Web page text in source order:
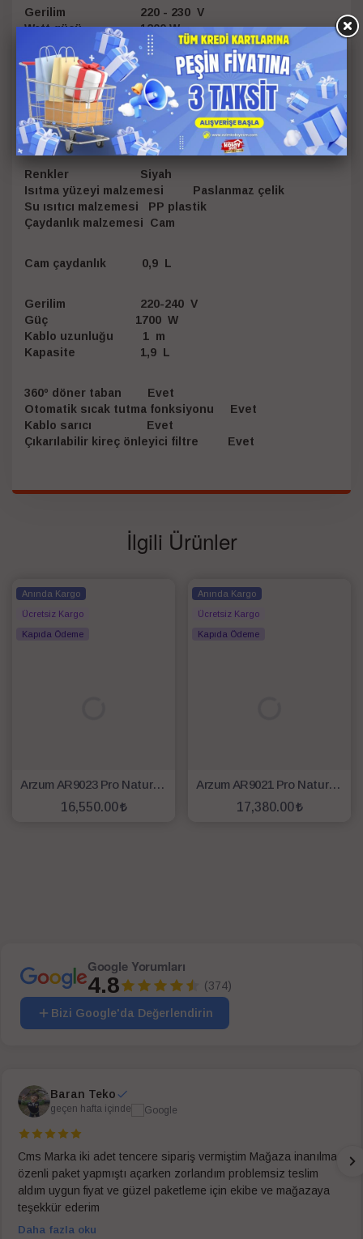
Gerilim 220 - 230 V
Watt gücü 1200 W
Güç 1200 W
Güç Fişi VDE Fiş (16 A)
Kabul Edilen Voltaj Frekansı 50 Hz
Pil gerektirir mi? Hayır
Sıvı içerir mi? Hayır
Philips HD7301
Renkler Siyah
Isıtma yüzeyi malzemesi Paslanmaz çelik
Su ısıtıcı malzemesi PP plastik
Çaydanlık malzemesi Cam
Cam çaydanlık 0,9 L
Gerilim 220-240 V
Güç 1700 W
Kablo uzunluğu 1 m
Kapasite 1,9 L
360º döner taban Evet
Otomatik sıcak tutma fonksiyonu Evet
Kablo sarıcı Evet
Çıkarılabilir kireç önleyici filtre Evet
İlgili Ürünler
Anında Kargo
Ücretsiz Kargo
Kapıda Ödeme
Arzum AR9023 Pro Natura Set Çeyiz Paketi - Gün Batımı
16,550.00
Anında Kargo
Ücretsiz Kargo
Kapıda Ödeme
Arzum AR9021 Pro Natura Set Okyanus
17,380.00
Google Yorumları
4.8 (374)
Bizi Google'da Değerlendirin
Baran Teko
geçen hafta içinde
Cms Marka iki adet tencere sipariş vermiştim Mağaza inanılmaz
özenli paket yapmıştı açarken zorlandım problemsiz teslim
aldım uygun fiyat ve güzel paketleme için ekibe ve mağazaya
teşekkür ederim
Daha fazla oku